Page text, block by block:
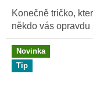
5,0
z
5
hvězdiček.
Konečně tričko,
někdo vás
Novinka
Tip